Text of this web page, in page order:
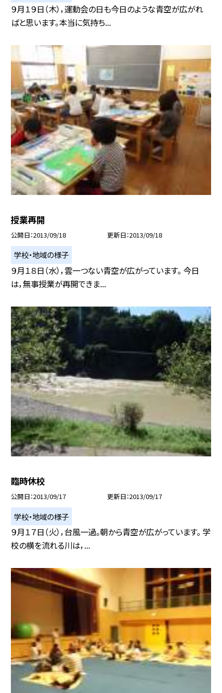
９月１９日（木），運動会の日も今日のような青空が広がれ
ばと思います。本当に気持ち...
授業再開
公開日 2013/09/18 更新日 2013/09/18
学校・地域の様子
９月１８日（水），雲一つない青空が広がっています。 今日
は，無事授業が再開できま...
臨時休校
公開日 2013/09/17 更新日 2013/09/17
学校・地域の様子
９月１７日（火），台風一過。朝から青空が広がっています。 学
校の横を流れる川は，...